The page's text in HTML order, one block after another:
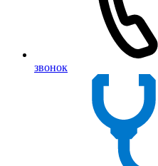
звонок